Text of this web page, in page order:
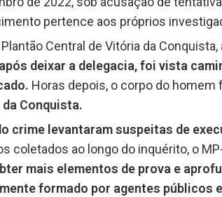
pertence aos próprios
Central de Vitória da Conquista,
deixar a delegacia, foi vista
Horas depois, o corpo do homem
Conquista.
crime levantaram suspeitas de
coletados ao longo do inquérito, o
mais elementos de prova e
formado por agentes públicos